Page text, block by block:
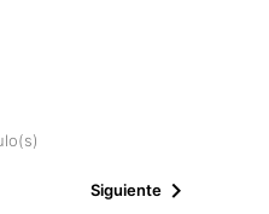
Siguiente 